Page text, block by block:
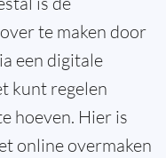
te maken door
een digitale
kunt regelen
hoeven. Hier is
online overmaken